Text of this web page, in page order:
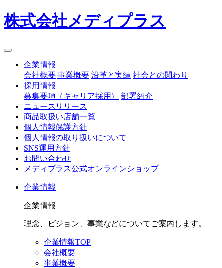
株式会社メディプラス
企業情報
会社概要 事業概要 沿革と実績 社会との関わり
採用情報
募集要項（キャリア採用）
部署紹介
ニュースリリース
商品取扱い店舗一覧
個人情報保護方針
個人情報の取り扱いについて
SNS運用方針
お問い合わせ
メディプラス公式オンラインショップ
企業情報
企業情報
理念、ビジョン、事業などについてご案内します。
企業情報TOP
会社概要
事業概要